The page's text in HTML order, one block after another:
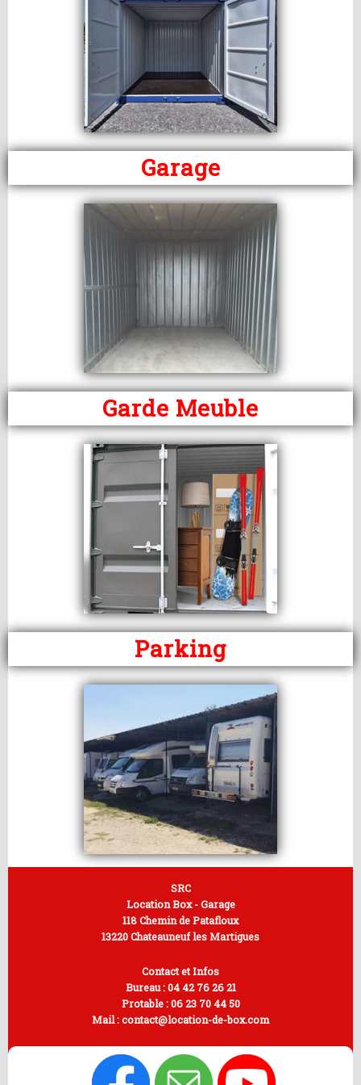
Garage
Garde Meuble
Parking
SRC
Location Box - Garage
118 Chemin de Patafloux
13220 Chateauneuf les Martigues
Contact et Infos
Bureau :04 42 76 26 21
Protable :06 23 70 44 50
Mail :contact@location-de-box.com